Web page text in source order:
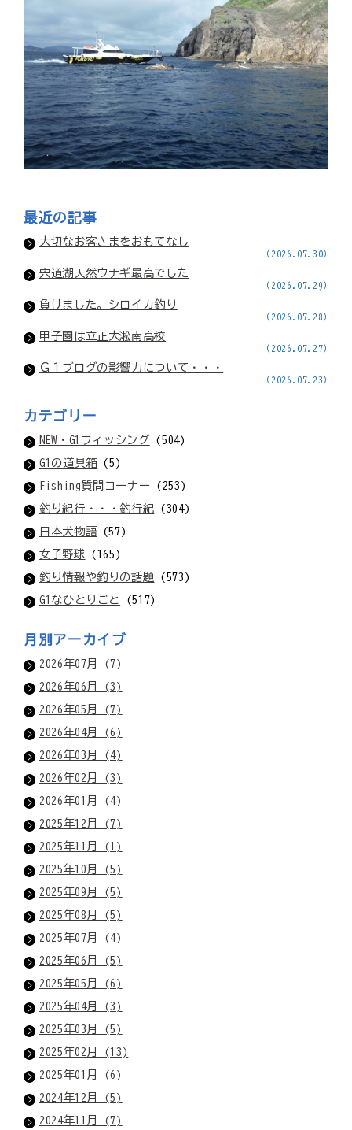
最近の記事
大切なお客さまをおもてなし
(2026.07.30)
宍道湖天然ウナギ最高でした
(2026.07.29)
負けました。シロイカ釣り
(2026.07.28)
甲子園は立正大淞南高校
(2026.07.27)
Ｇ１ブログの影響力について・・・
(2026.07.23)
カテゴリー
NEW・G1フィッシング(504)
G1の道具箱(5)
Fishing質問コーナー (253)
釣り紀行・・・釣行紀 (304)
日本犬物語(57)
女子野球 (165)
釣り情報や釣りの話題 (573)
G1なひとりごと
(517)
月別アーカイブ
2026年07月 (7)
2026年06月 (3)
2026年05月 (7)
2026年04月 (6)
2026年03月 (4)
2026年02月 (3)
2026年01月 (4)
2025年12月 (7)
2025年11月 (1)
2025年10月 (5)
2025年09月 (5)
2025年08月 (5)
2025年07月 (4)
2025年06月 (5)
2025年05月 (6)
2025年04月 (3)
2025年03月 (5)
2025年02月 (13)
2025年01月 (6)
2024年12月 (5)
2024年11月 (7)